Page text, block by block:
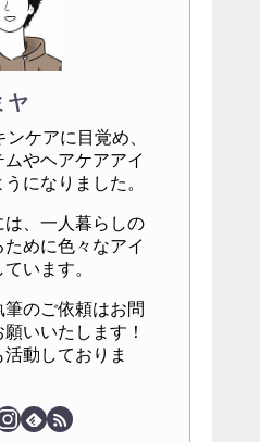
ヤ
ケアに目覚め、
やヘアケアアイ
になりました。
は、一人暮らしの
めに色々なアイ
います。
のご依頼はお問
いいたします！
動しておりま